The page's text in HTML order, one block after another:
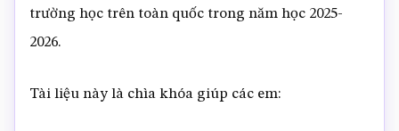
trường học trên toàn quốc trong năm học 2025-
2026.
Tài liệu này là chìa khóa giúp các em: